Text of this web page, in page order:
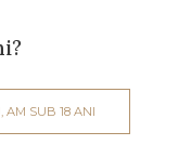
AM SUB 18 ANI